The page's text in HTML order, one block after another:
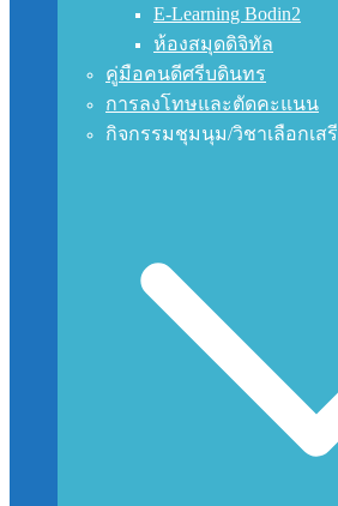
E-Learning Bodin2
ห้องสมุดดิจิทัล
คู่มือคนดีศรีบดินทร
การลงโทษและตัดคะแนน
กิจกรรมชุมนุม/วิชาเลือกเสรี